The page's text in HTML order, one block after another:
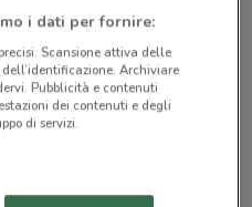
i dati per fornire:
Scansione attiva delle
Archiviare
Pubblicità e contenuti
dei contenuti e degli
di servizi.